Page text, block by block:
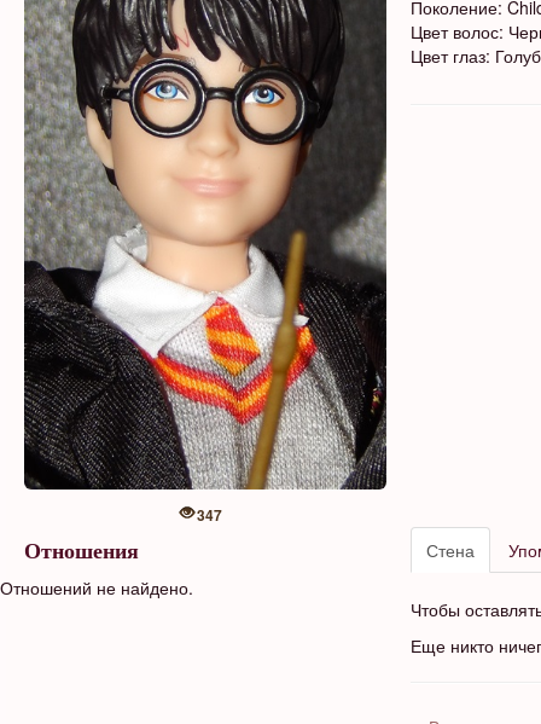
347
Поколение:
Цвет волос:
Цвет глаз:
Отношения
Отношений не найдено.
Стена
Чтобы
Еще никто